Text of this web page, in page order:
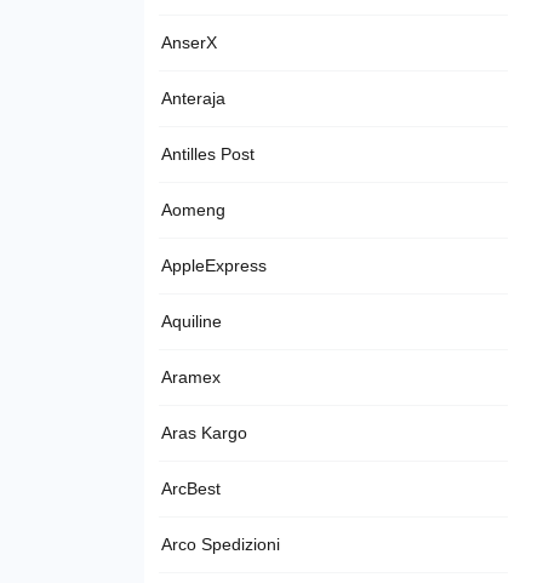
AnserX
Anteraja
Antilles Post
Aomeng
AppleExpress
Aquiline
Aramex
Aras Kargo
ArcBest
Arco Spedizioni